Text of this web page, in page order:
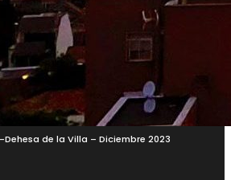
de la Villa – Diciembre 2023